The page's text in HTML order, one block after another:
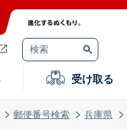
受け取る
郵便番号検索 兵庫県